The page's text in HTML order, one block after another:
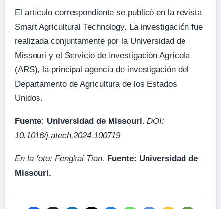
El artículo correspondiente se publicó en la revista
Smart Agricultural Technology. La investigación fue
realizada conjuntamente por la Universidad de
Missouri y el Servicio de Investigación Agrícola
(ARS), la principal agencia de investigación del
Departamento de Agricultura de los Estados
Unidos.
Fuente: Universidad de Missouri. DOI:
10.1016/j.atech.2024.100719
En la foto: Fengkai Tian. Fuente: Universidad de
Missouri.